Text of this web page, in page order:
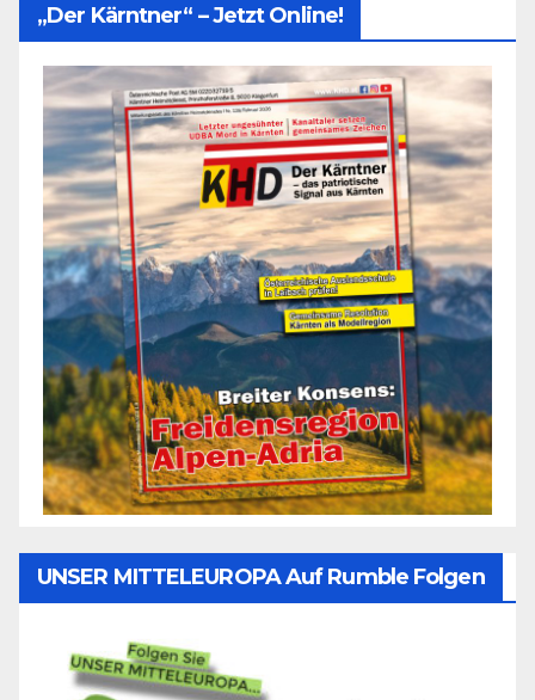
„Der Kärntner“ – Jetzt Online!
UNSER MITTELEUROPA Auf Rumble Folgen